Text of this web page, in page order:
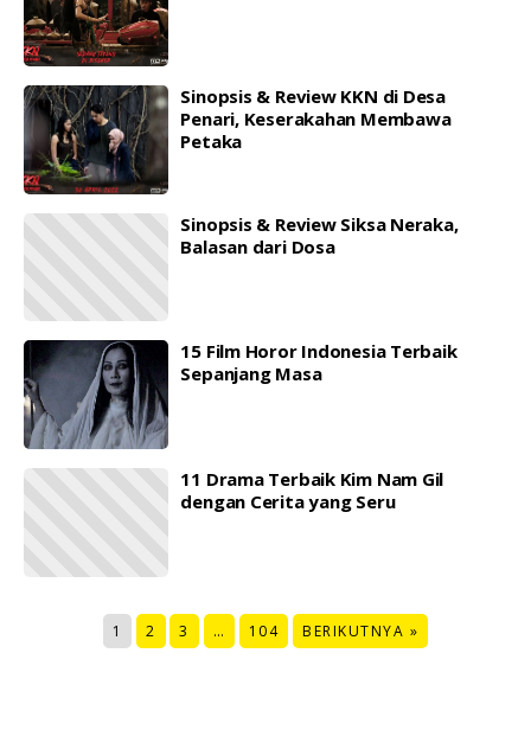
Sinopsis & Review KKN di Desa
Penari, Keserakahan Membawa
Petaka
Sinopsis & Review Siksa Neraka,
Balasan dari Dosa
15 Film Horor Indonesia Terbaik
Sepanjang Masa
11 Drama Terbaik Kim Nam Gil
dengan Cerita yang Seru
1 2 3 … 104 BERIKUTNYA »